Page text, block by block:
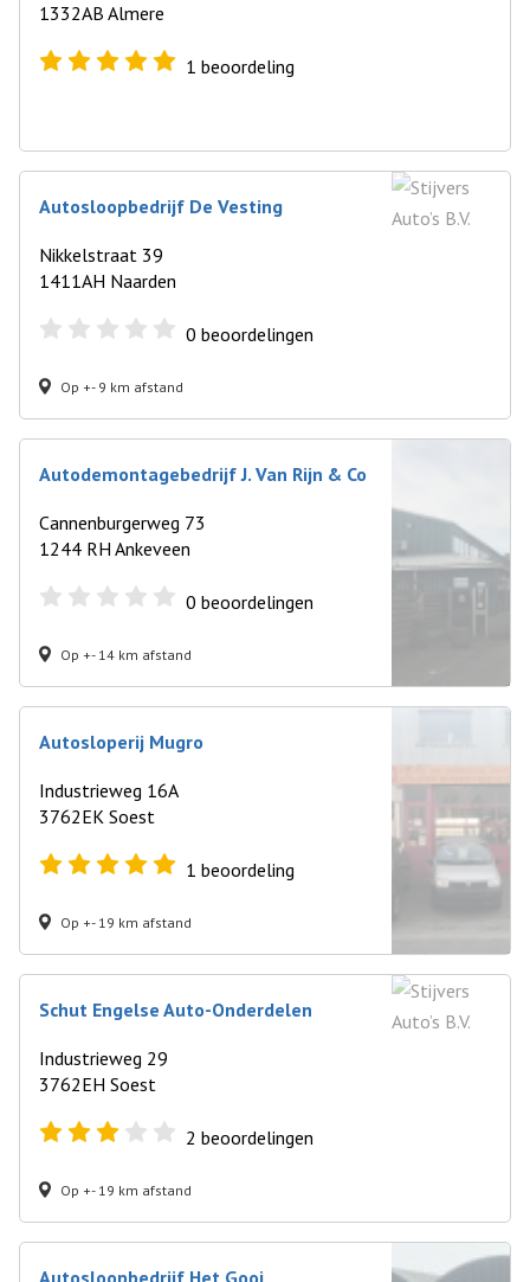
1332AB Almere
1 beoordeling
Autosloopbedrijf De Vesting
Nikkelstraat 39
1411AH Naarden
0 beoordelingen
Op +- 9 km afstand
Autodemontagebedrijf J. Van Rijn & Co
Cannenburgerweg 73
1244 RH Ankeveen
0 beoordelingen
Op +- 14 km afstand
Autosloperij Mugro
Industrieweg 16A
3762EK Soest
1 beoordeling
Op +- 19 km afstand
Schut Engelse Auto-Onderdelen
Industrieweg 29
3762EH Soest
2 beoordelingen
Op +- 19 km afstand
Autosloopbedrijf Het Gooi